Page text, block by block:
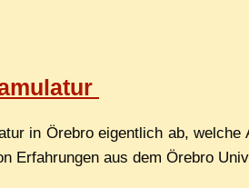
in Öre­b­ro ei­gent­lich ab,
Er­fah­run­gen aus dem Öre­b­ro